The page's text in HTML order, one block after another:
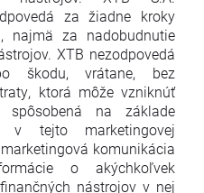
za žiadne kroky
najmä za nadobudnutie
XTB nezodpovedá
škodu, vrátane, bez
ktorá môže vzniknúť
spôsobená na základe
v tejto marketingovej
komunikácia
o akýchkoľvek
nástrojov v nej